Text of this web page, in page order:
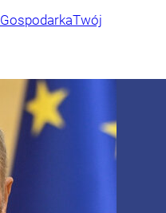
GospodarkaTwój